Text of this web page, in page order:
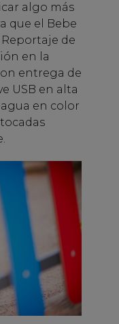
algo más
que el Bebe
de
en la
entrega de
USB en alta
en color